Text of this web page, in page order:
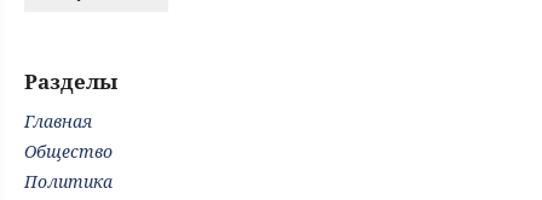
Разделы
Главная
Общество
Политика